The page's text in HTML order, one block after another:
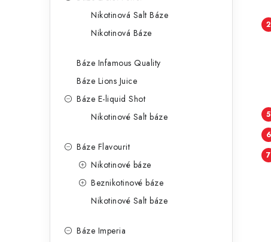
Nikotinová Salt Báze
Nikotinová Báze
Báze Infamous Quality
Báze Lions Juice
Báze E-liquid Shot
Nikotinové Salt báze
Báze Flavourit
Nikotinové báze
Beznikotinové báze
Nikotinové Salt báze
Báze Imperia